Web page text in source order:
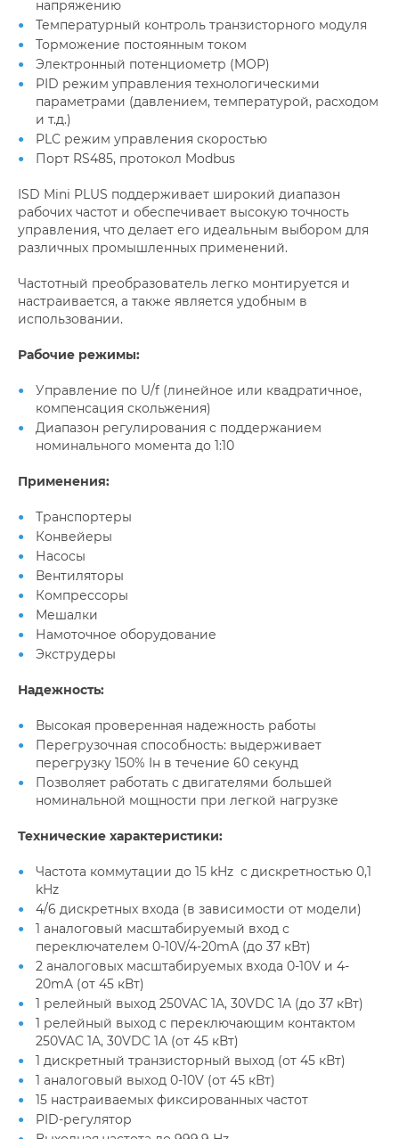
напряжению
Температурный контроль транзисторного модуля
Торможение постоянным током
Электронный потенциометр (MOP)
PID режим управления технологическими
параметрами (давлением, температурой, расходом
и т.д.)
PLC режим управления скоростью
Порт RS485, протокол Modbus
ISD Mini PLUS поддерживает широкий диапазон
рабочих частот и обеспечивает высокую точность
управления, что делает его идеальным выбором для
различных промышленных применений.
Частотный преобразователь легко монтируется и
настраивается, а также является удобным в
использовании.
Рабочие режимы:
Управление по U/f (линейное или квадратичное,
компенсация скольжения)
Диапазон регулирования с поддержанием
номинального момента до 1:10
Применения:
Транспортеры
Конвейеры
Насосы
Вентиляторы
Компрессоры
Мешалки
Намоточное оборудование
Экструдеры
Надежность:
Высокая проверенная надежность работы
Перегрузочная способность: выдерживает
перегрузку 150% Iн в течение 60 секунд
Позволяет работать с двигателями большей
номинальной мощности при легкой нагрузке
Технические характеристики:
Частота коммутации до 15 kHz с дискретностью 0,1
kHz
4/6 дискретных входа (в зависимости от модели)
1 аналоговый масштабируемый вход с
переключателем 0-10V/4-20mA (до 37 кВт)
2 аналоговых масштабируемых входа 0-10V и 4-
20mA (от 45 кВт)
1 релейный выход 250VAC 1A, 30VDC 1A (до 37 кВт)
1 релейный выход с переключающим контактом
250VAC 1A, 30VDC 1A (от 45 кВт)
1 дискретный транзисторный выход (от 45 кВт)
1 аналоговый выход 0-10V (от 45 кВт)
15 настраиваемых фиксированных частот
PID-регулятор